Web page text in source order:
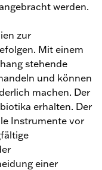
werden.
zur
Mit einem
stehende
und können
machen. Der
erhalten. Der
Instrumente vor
einer